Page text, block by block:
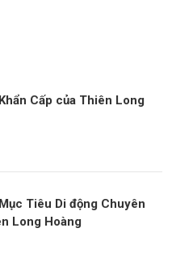
Cấp của Thiên Long